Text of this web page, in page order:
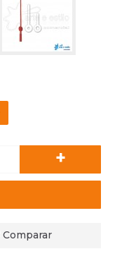
+
Comparar